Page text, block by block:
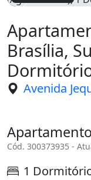
Brasília,
Avenida
Cód. 300373935 -
1